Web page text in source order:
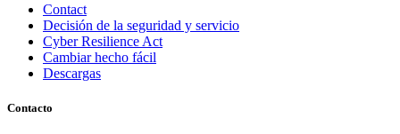
Contact
Decisión de la seguridad y servicio
Cyber Resilience Act
Cambiar hecho fácil
Descargas
Contacto